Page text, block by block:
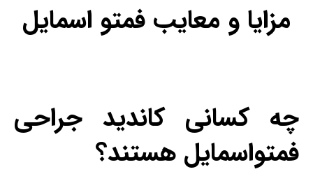
مزایا و معایب فمتو اسمایل
چه کسانی کاندید جراحی
فمتواسمایل هستند؟